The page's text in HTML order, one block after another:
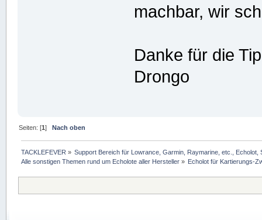
machbar, wir
Danke für die
Drongo
Seiten: [1]Nach oben
TACKLEFEVER » Support Bereich für Lowrance, Garmin, Raymarine, etc.,
Alle sonstigen Themen rund um Echolote aller Hersteller » Echolot für Kartierungs-